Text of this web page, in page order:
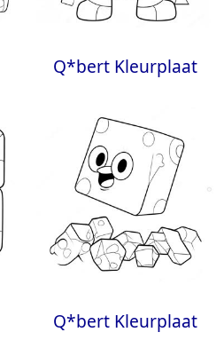
Q*bert Kleurplaat
Q*bert Kleurplaat